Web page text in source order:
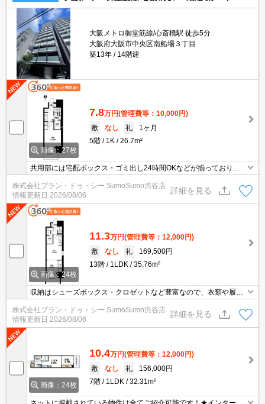
大阪メトロ御堂筋線/心斎橋駅 徒歩5分
大阪府大阪市中央区南船場３丁目
築13年
14階建
画像：27枚
7.8万円(管理費等：10,000円)
敷
なし 礼
1ヶ月
5階
1K 26.7m²
共用部には宅配ボックス・ゴミ出し24時間OKなどが揃っており、
豊富なので、広々と空間を利用することも可能です。セキュリティ
面は、TVインターホン・オートロックなど充実しているので、防犯
対策もばっちりです。こちらはマンションタイプになります。
株式会社プラン・ドゥ・シー SumoSumo渋谷店
情報更新日 2026/08/06
詳細を見る
画像：24枚
11.3万円(管理費等：12,000円)
敷
なし 礼
169,500円
13階
1LDK 35.76m²
収納はシューズボックス・クロゼットなど豊富なので、衣類や履き
物の整理がしやすく便利です。室内設備は洗面所独立・浴室乾燥機
などが揃っているので、快適に過ごしやすいお部屋になります。共
用部には宅配ボックス・ゴミ出し24時間OKなどが揃っておりま
す。2つの沿線をご利用可能で、電車でのお出かけがしやすい立地
株式会社プラン・ドゥ・シー SumoSumo渋谷店
情報更新日 2026/08/06
詳細を見る
画像：24枚
10.4万円(管理費等：12,000円)
敷
なし 礼
156,000円
7階
1LDK 32.31m²